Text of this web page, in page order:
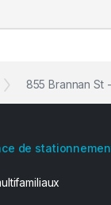
855 Brannan St
de